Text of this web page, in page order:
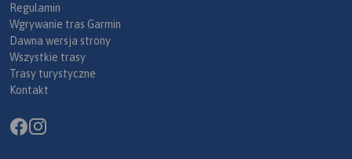
Regulamin
Wgrywanie tras Garmin
Dawna wersja strony
Wszystkie trasy
Trasy turystyczne
Kontakt